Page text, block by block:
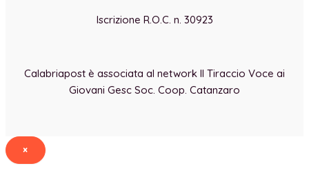
Iscrizione R.O.C. n. 30923
Calabriapost è associata al network Il Tiraccio Voce ai
Giovani Gesc Soc. Coop. Catanzaro
×